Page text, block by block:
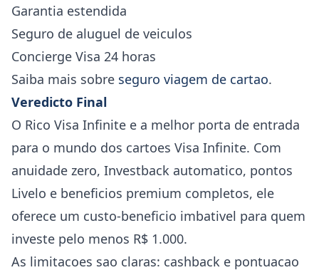
Garantia estendida
Seguro de aluguel de veiculos
Concierge Visa 24 horas
Saiba mais sobre seguro viagem de cartao.
Veredicto Final
O Rico Visa Infinite e a melhor porta de entrada
para o mundo dos cartoes Visa Infinite. Com
anuidade zero, Investback automatico, pontos
Livelo e beneficios premium completos, ele
oferece um custo-beneficio imbativel para quem
investe pelo menos R$ 1.000.
As limitacoes sao claras: cashback e pontuacao